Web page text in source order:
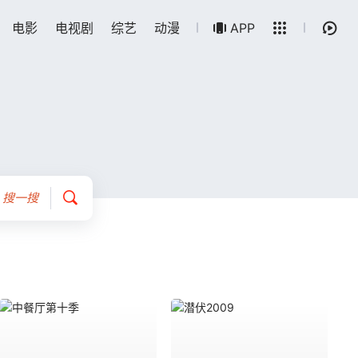
电影 电视剧 综艺 动漫 APP
留言求片
搜一搜